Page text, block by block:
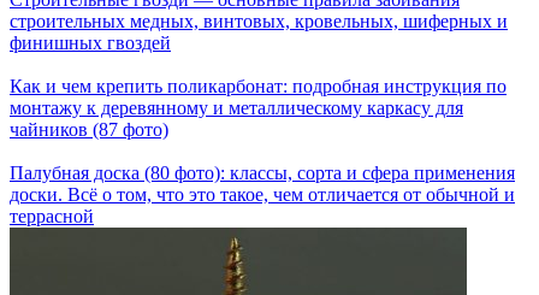
строительных медных, винтовых, кровельных, шиферных и
финишных гвоздей
Как и чем крепить поликарбонат: подробная инструкция по
монтажу к деревянному и металлическому каркасу для
чайников (87 фото)
Палубная доска (80 фото): классы, сорта и сфера применения
доски. Всё о том, что это такое, чем отличается от обычной и
террасной